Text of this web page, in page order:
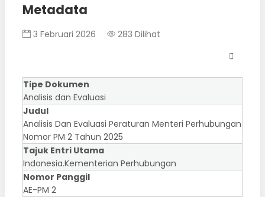
Metadata
3 Februari 2026 283 Dilihat
Tipe Dokumen
Analisis dan Evaluasi
Judul
Analisis Dan Evaluasi Peraturan Menteri Perhubungan
Nomor PM 2 Tahun 2025
Tajuk Entri Utama
Indonesia.Kementerian Perhubungan
Nomor Panggil
AE-PM 2